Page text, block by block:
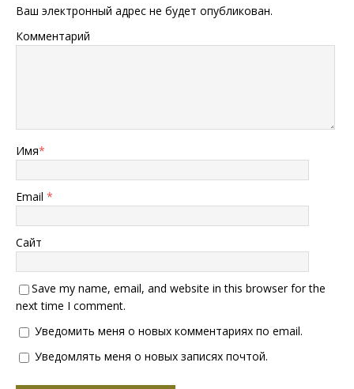
Ваш электронный адрес не будет опубликован.
Комментарий
Имя*
Email *
Сайт
Save my name, email, and website in this browser for the
next time I comment.
Уведомить меня о новых комментариях по email.
Уведомлять меня о новых записях почтой.